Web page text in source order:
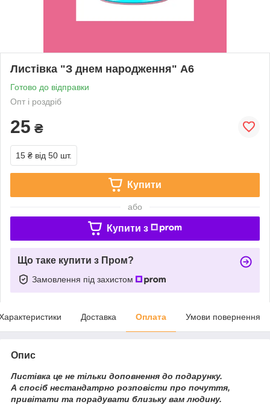
Листівка "З днем народження" А6
Готово до відправки
Опт і роздріб
25 ₴
15 ₴ від 50 шт.
Купити
або
Купити з
Що таке купити з Пром?
Замовлення під захистом
Доставка Оплата Умови повернення
Опис
Листівка це не тільки доповнення до подарунку.
А спосіб нестандатрно розповісти про почуття,
привітати та порадувати близьку вам людину.